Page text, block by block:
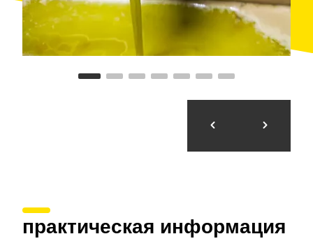
практическая информация